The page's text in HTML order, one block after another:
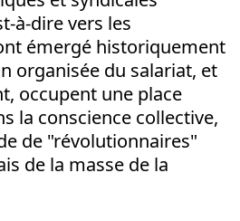
à-dire vers les
émergé historiquement
organisée du salariat, et
occupent une place
la conscience collective,
de "révolutionnaires"
de la masse de la